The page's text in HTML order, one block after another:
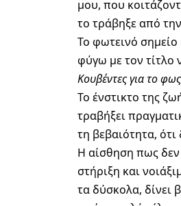
μου, που
το τράβηξε από
Το φωτεινό
φύγω με τον τίτλο
Κουβέντες για το
Το ένστικτο της
τραβήξει
τη βεβαιότητα,
Η αίσθηση πως δεν
στήριξη και
τα δύσκολα, δίνει